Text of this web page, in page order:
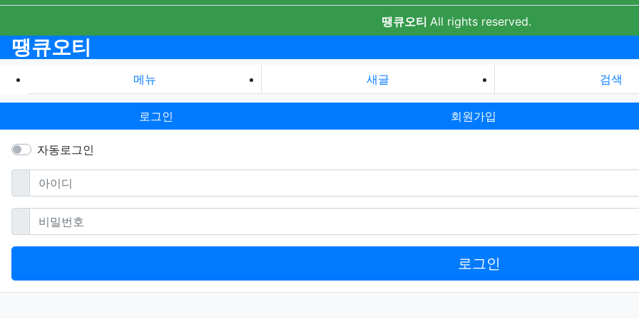
땡큐오티 All rights reserved.
땡큐오티
메뉴 새글 검색
로그인 회원가입
자동로그인
아이디필수
비밀번호필수
로그인